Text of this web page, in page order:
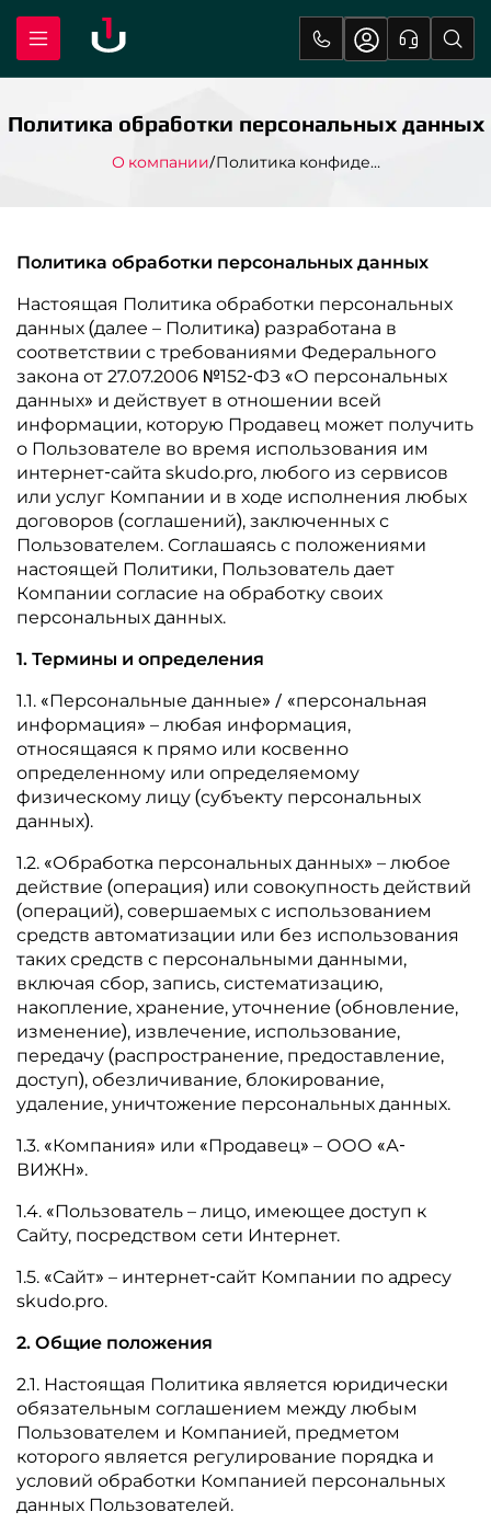
Политика обработки персональных данных
О компании Политика конфиденциальности
Политика обработки персональных данных
Настоящая Политика обработки персональных
данных (далее – Политика) разработана в
соответствии с требованиями Федерального
закона от 27.07.2006 №152-ФЗ «О персональных
данных» и действует в отношении всей
информации, которую Продавец может получить
о Пользователе во время использования им
интернет-сайта skudo.pro, любого из сервисов
или услуг Компании и в ходе исполнения любых
договоров (соглашений), заключенных с
Пользователем. Соглашаясь с положениями
настоящей Политики, Пользователь дает
Компании согласие на обработку своих
персональных данных.
1. Термины и определения
1.1. «Персональные данные» / «персональная
информация» – любая информация,
относящаяся к прямо или косвенно
определенному или определяемому
физическому лицу (субъекту персональных
данных).
1.2. «Обработка персональных данных» – любое
действие (операция) или совокупность действий
(операций), совершаемых с использованием
средств автоматизации или без использования
таких средств с персональными данными,
включая сбор, запись, систематизацию,
накопление, хранение, уточнение (обновление,
изменение), извлечение, использование,
передачу (распространение, предоставление,
доступ), обезличивание, блокирование,
удаление, уничтожение персональных данных.
1.3. «Компания» или «Продавец» – ООО «А-
ВИЖН».
1.4. «Пользователь – лицо, имеющее доступ к
Сайту, посредством сети Интернет.
1.5. «Сайт» – интернет-сайт Компании по адресу
skudo.pro.
2. Общие положения
2.1. Настоящая Политика является юридически
обязательным соглашением между любым
Пользователем и Компанией, предметом
которого является регулирование порядка и
условий обработки Компанией персональных
данных Пользователей.